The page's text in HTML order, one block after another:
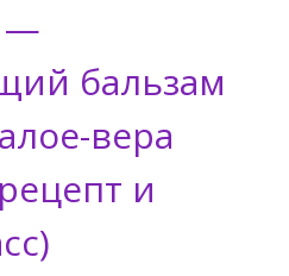
—
бальзам
вера
и